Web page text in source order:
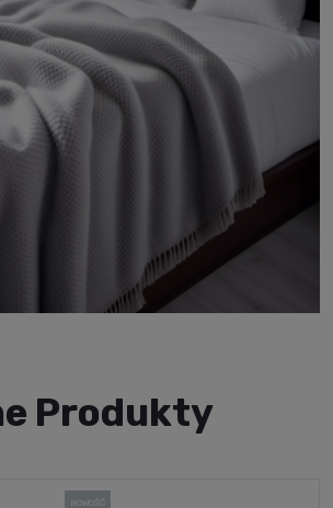
Produkty
NOWOŚĆ